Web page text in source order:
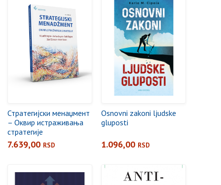
Стратегијски менаџмент
– Оквир истраживања
стратегије
7.639,00 RSD
Osnovni zakoni ljudske
gluposti
1.096,00 RSD